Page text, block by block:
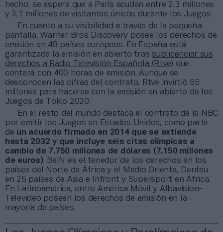
hecho, se espera que a París acudan entre 2,3 millones
y 3,1 millones de visitantes únicos durante los Juegos.
En cuanto a su visibilidad a través de la pequeña
pantalla, Warner Bros Discovery posee los derechos de
emisión en 48 países europeos. En España está
garantizada la emisión en abierto tras sublicenciar sus
derechos a Radio Televisión Española (Rtve) que
contará con 400 horas de emisión. Aunque se
desconocen las cifras del contrato, Rtve invirtió 55
millones para hacerse con la emisión en abierto de los
Juegos de Tokio 2020.
En el resto del mundo destaca el contrato de la NBC
por emitir los Juegos en Estados Unidos, como parte
de un acuerdo firmado en 2014 que se extiende
hasta 2032 y que incluye seis citas olímpicas a
cambio de 7.750 millones de dólares (7.150 millones
de euros). BeIN es el tenedor de los derechos en los
países del Norte de África y el Medio Oriente, Dentsu
en 25 países de Asia e Infront y Supersport en África.
En Latinoamérica, entre América Móvil y Albavision-
Televideo poseen los derechos de emisión en la
mayoría de países.